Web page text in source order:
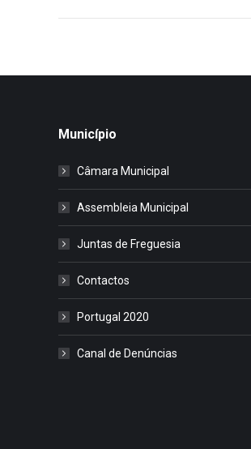
Município
Câmara Municipal
Assembleia Municipal
Juntas de Freguesia
Contactos
Portugal 2020
Canal de Denúncias